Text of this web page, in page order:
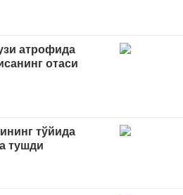
атрофида
отаси
тўйида
тушди